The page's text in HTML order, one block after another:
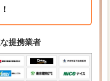
提携業者